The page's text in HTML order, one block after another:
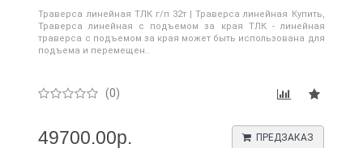
Траверса линейная ТЛК г/п 32т | Траверса линейная Купить,
Траверса линейная с подъемом за края ТЛК - линейная
траверса с подъемом за края может быть использована для
подъема и перемещен..
(0)
49700.00р. ПРЕДЗАКАЗ